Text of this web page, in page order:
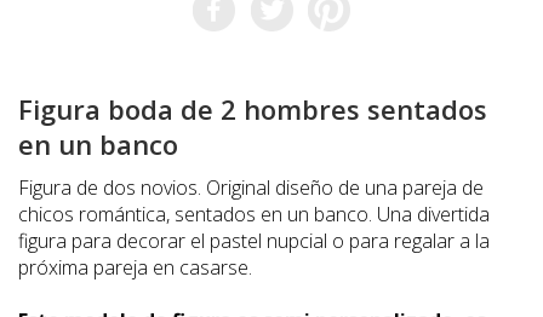
Figura boda de 2 hombres sentados
en un banco
Figura de dos novios. Original diseño de una pareja de
chicos romántica, sentados en un banco. Una divertida
figura para decorar el pastel nupcial o para regalar a la
próxima pareja en casarse.